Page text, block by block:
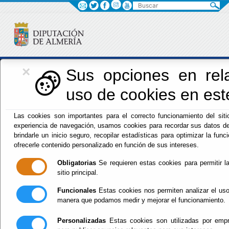
×
Sus opciones en
uso de cookies en
Las cookies son importantes para el correcto funcionamiento del
experiencia de navegación, usamos cookies para recordar sus datos
brindarle un inicio seguro, recopilar estadísticas para optimizar la
ofrecerle contenido personalizado en función de sus intereses.
Obligatorias Se requieren estas cookies para permitir
sitio principal.
Funcionales Estas cookies nos permiten analizar el
manera que podamos medir y mejorar el funcionamiento.
Personalizadas Estas cookies son utilizadas por
Iniciativas Europeas
Inicio - Iniciativas Europeas
de julio de 2023, por la que se efectúa la convocatoria
correspondiente al año 2023 del Programa "Experiencias
Turismo España" en el marco del Plan de Recuperación,
Transformación y Resiliencia.
Buscar